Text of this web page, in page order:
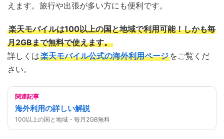
えます。旅行や出張が多い方にも便利です。
楽天モバイルは100以上の国と地域で利用可能！しかも毎
月2GBまで無料で使えます。
詳しくは楽天モバイル公式の海外利用ページ をご覧くだ
さい。
関連記事
海外利用の詳しい解説
100以上の国と地域・毎月2GB無料